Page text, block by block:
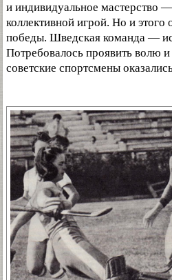
и индивидуальное мастерство
коллективной игрой. Но и этого
победы. Шведская команда —
Потребовалось проявить волю
советские спортсмены